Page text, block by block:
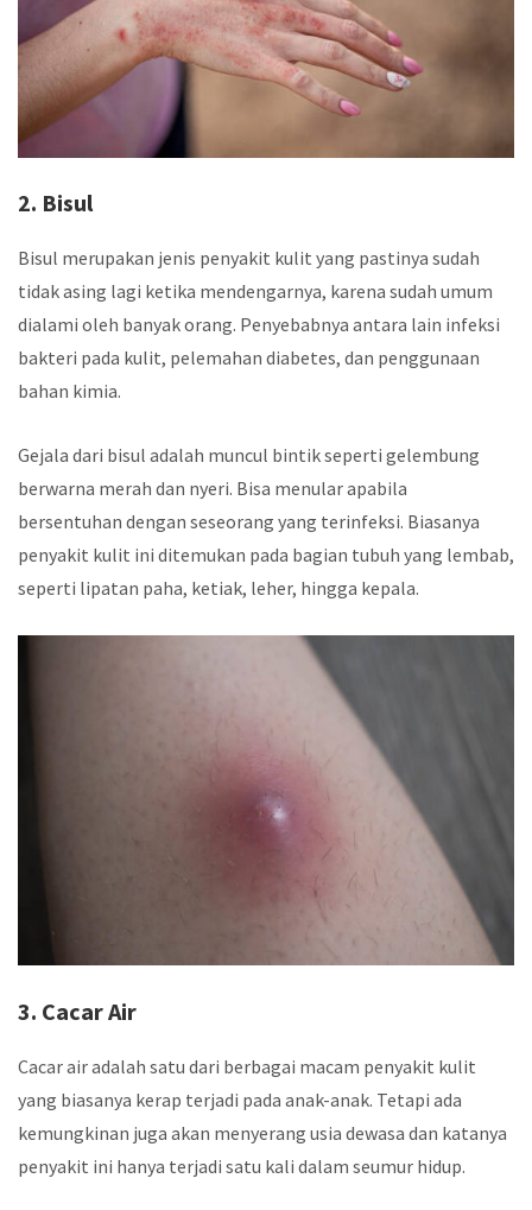
2. Bisul
Bisul merupakan jenis penyakit kulit yang pastinya sudah
tidak asing lagi ketika mendengarnya, karena sudah umum
dialami oleh banyak orang. Penyebabnya antara lain infeksi
bakteri pada kulit, pelemahan diabetes, dan penggunaan
bahan kimia.
Gejala dari bisul adalah muncul bintik seperti gelembung
berwarna merah dan nyeri. Bisa menular apabila
bersentuhan dengan seseorang yang terinfeksi. Biasanya
penyakit kulit ini ditemukan pada bagian tubuh yang lembab,
seperti lipatan paha, ketiak, leher, hingga kepala.
3. Cacar Air
Cacar air adalah satu dari berbagai macam penyakit kulit
yang biasanya kerap terjadi pada anak-anak. Tetapi ada
kemungkinan juga akan menyerang usia dewasa dan katanya
penyakit ini hanya terjadi satu kali dalam seumur hidup.